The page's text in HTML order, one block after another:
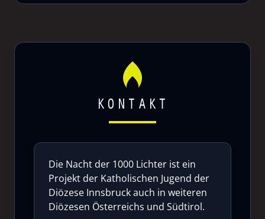
KONTAKT
Die Nacht der 1000 Lichter ist ein
Projekt der Katholischen Jugend der
Diözese Innsbruck auch in weiteren
Diözesen Österreichs und Südtirol.